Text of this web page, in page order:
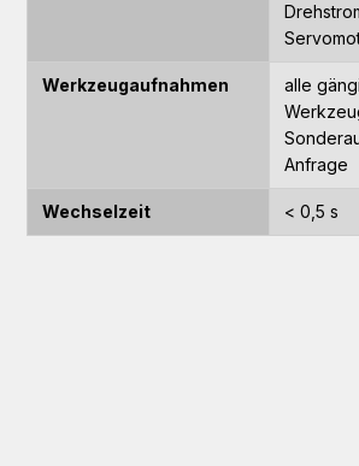
Werkzeugaufnahmen
alle
Anfrage
Wechselzeit < 0,5 s